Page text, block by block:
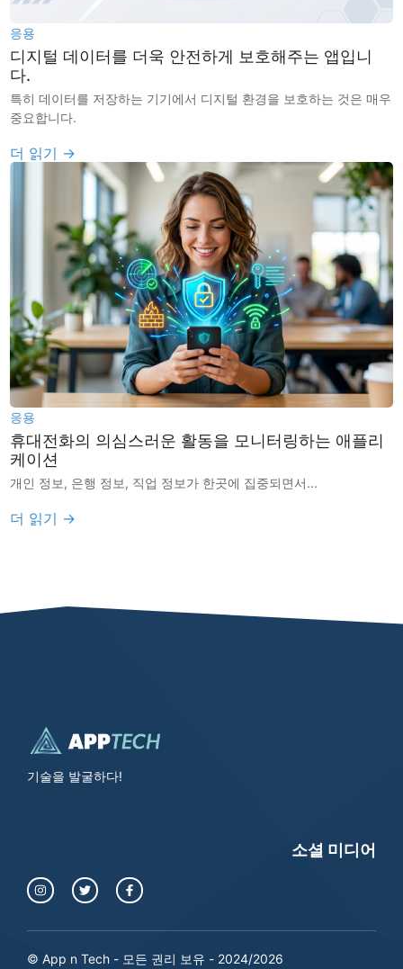
응용
디지털 데이터를 더욱 안전하게 보호해주는 앱입니
다.
특히 데이터를 저장하는 기기에서 디지털 환경을 보호하는 것은 매우
중요합니다.
더 읽기 →
응용
휴대전화의 의심스러운 활동을 모니터링하는 애플리
케이션
개인 정보, 은행 정보, 직업 정보가 한곳에 집중되면서...
더 읽기 →
기술을 발굴하다!
소셜 미디어
© App n Tech - 모든 권리 보유 - 2024/2026